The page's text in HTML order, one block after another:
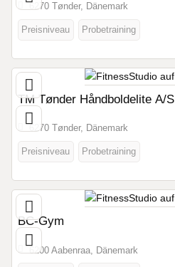
6270 Tønder, Dänemark
Preisniveau Probetraining
TM Tønder Håndboldelite A/S
6270 Tønder, Dänemark
Preisniveau Probetraining
BC-Gym
6200 Aabenraa, Dänemark